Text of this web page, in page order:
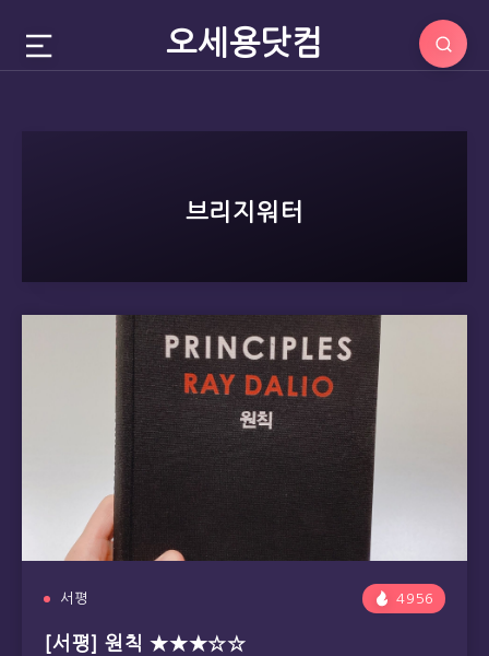
오세용닷컴
브리지워터
서평 4956
[서평] 원칙 ★★★☆☆